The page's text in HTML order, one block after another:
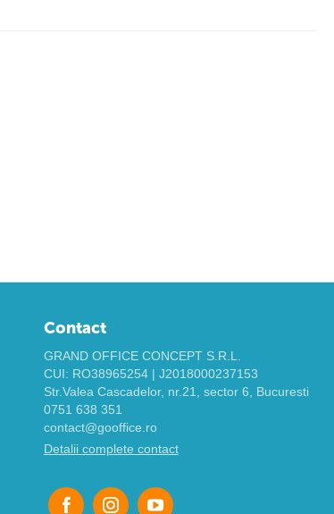
Contact
GRAND OFFICE CONCEPT S.R.L.
CUI: RO38965254 | J2018000237153
Str.Valea Cascadelor, nr.21, sector 6, Bucuresti
0751 638 351
contact@gooffice.ro
Detalii complete contact